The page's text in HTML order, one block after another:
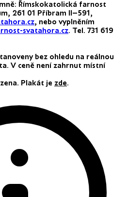
Římskokatolická farnost
261 01 Příbram II–591,
, nebo vyplněním
svatahora.cz. Tel. 731 619
bez ohledu na reálnou
V ceně není zahrnut místní
Plakát je zde.